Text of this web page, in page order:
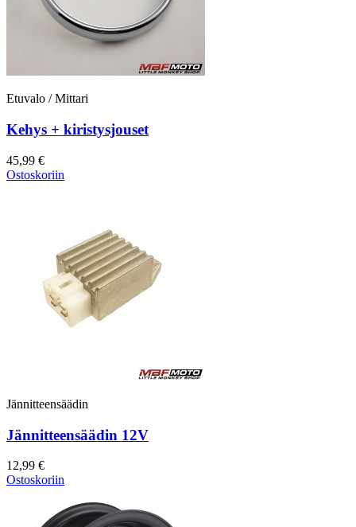
Etuvalo / Mittari
Kehys + kiristysjouset
45,99 €
Ostoskoriin
Jännitteensäädin
Jännitteensäädin 12V
12,99 €
Ostoskoriin